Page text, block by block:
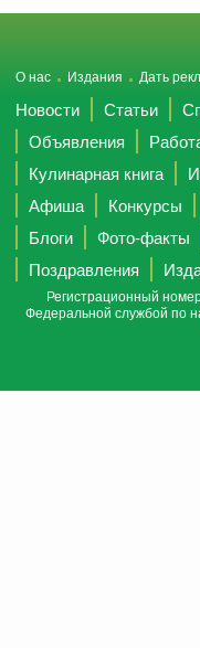
О нас Издания Дать
Новости Статьи
Объявления
Кулинарная книга
Афиша
Конкурсы
Блоги
Фото-факты
Поздравления
Регистрационный
Федеральной службой по